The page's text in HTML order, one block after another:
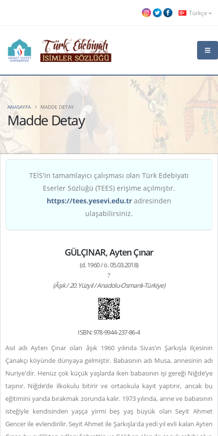
Türkçe
Madde Detay
ANASAYFA MADDE DETAY
TEİS'in tamamlayıcı çalışması olan Türk Edebiyatı
Eserler Sözlüğü (TEES) erişime açılmıştır.
https://tees.yesevi.edu.tr adresinden
ulaşabilirsiniz.
GÜLÇINAR, Ayten Çınar
(d. 1960 / ö. 05.03.2018)
?
(Âşık / 20. Yüzyıl / Anadolu-Osmanlı-Türkiye)
ISBN: 978-9944-237-86-4
Asıl adı Ayten Çınar olan âşık 1960 yılında Sivas’ın Şarkışla ilçesinin
Çanakçı köyünde dünyaya gelmiştir. Babasının adı Musa, annesinin adı
Nuriye'dir. Henüz çok küçük yaşlarda iken babasının işi gereği Niğde’ye
taşınır. Niğde’de ilkokulu bitirir ve ortaokula kayıt yaptırır, ancak bu
eğitimini yarıda bırakmak zorunda kalır. 1973 yılında, anne ve babasının
isteğiyle kendisinden yaşça yirmi beş yaş büyük olan Seyit Ahmet
Gencer ile evlendirilir. Seyit Ahmet ile Şarkışla'da yedi yıl evli kalan Ayten